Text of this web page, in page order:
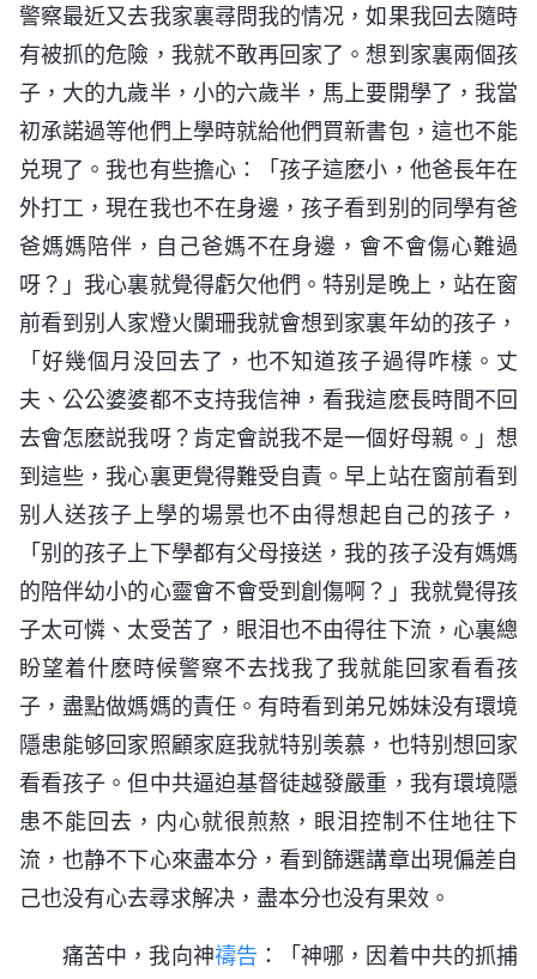
警察最近又去我家裏尋問我的情况，如果我回去隨時
有被抓的危險，我就不敢再回家了。想到家裏兩個孩
子，大的九歲半，小的六歲半，馬上要開學了，我當
初承諾過等他們上學時就給他們買新書包，這也不能
兑現了。我也有些擔心：「孩子這麽小，他爸長年在
外打工，現在我也不在身邊，孩子看到别的同學有爸
爸媽媽陪伴，自己爸媽不在身邊，會不會傷心難過
呀？」我心裏就覺得虧欠他們。特别是晚上，站在窗
前看到别人家燈火闌珊我就會想到家裏年幼的孩子，
「好幾個月没回去了，也不知道孩子過得咋樣。丈
夫、公公婆婆都不支持我信神，看我這麽長時間不回
去會怎麽説我呀？肯定會説我不是一個好母親。」想
到這些，我心裏更覺得難受自責。早上站在窗前看到
别人送孩子上學的場景也不由得想起自己的孩子，
「别的孩子上下學都有父母接送，我的孩子没有媽媽
的陪伴幼小的心靈會不會受到創傷啊？」我就覺得孩
子太可憐、太受苦了，眼泪也不由得往下流，心裏總
盼望着什麽時候警察不去找我了我就能回家看看孩
子，盡點做媽媽的責任。有時看到弟兄姊妹没有環境
隱患能够回家照顧家庭我就特别羡慕，也特别想回家
看看孩子。但中共逼迫基督徒越發嚴重，我有環境隱
患不能回去，内心就很煎熬，眼泪控制不住地往下
流，也静不下心來盡本分，看到篩選講章出現偏差自
己也没有心去尋求解决，盡本分也没有果效。
痛苦中，我向神禱告 ：「神哪，因着中共的抓捕